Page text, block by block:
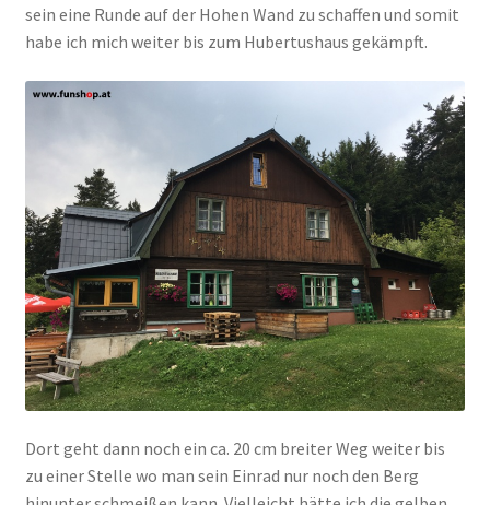
sein eine Runde auf der Hohen Wand zu schaffen und somit
habe ich mich weiter bis zum Hubertushaus gekämpft.
Dort geht dann noch ein ca. 20 cm breiter Weg weiter bis
zu einer Stelle wo man sein Einrad nur noch den Berg